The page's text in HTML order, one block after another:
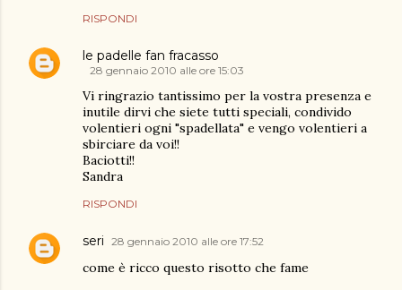
RISPONDI
le padelle fan fracasso
28 gennaio 2010 alle ore 15:03
Vi ringrazio tantissimo per la vostra presenza e
inutile dirvi che siete tutti speciali, condivido
volentieri ogni "spadellata" e vengo volentieri a
sbirciare da voi!!
Baciotti!!
Sandra
RISPONDI
seri 28 gennaio 2010 alle ore 17:52
come è ricco questo risotto che fame